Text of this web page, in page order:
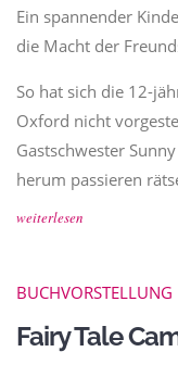
Ein spannender
die Macht der
So hat sich die 12-
Oxford nicht
Gastschwester
herum passieren
weiterlesen
BUCHVORSTELLUNG
Fairy Tale